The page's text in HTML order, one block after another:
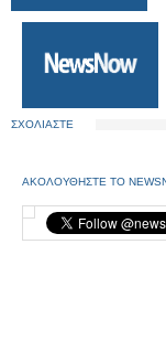
ΣΧΟΛΙΑΣΤΕ
ΑΚΟΛΟΥΘΗΣΤΕ ΤΟ